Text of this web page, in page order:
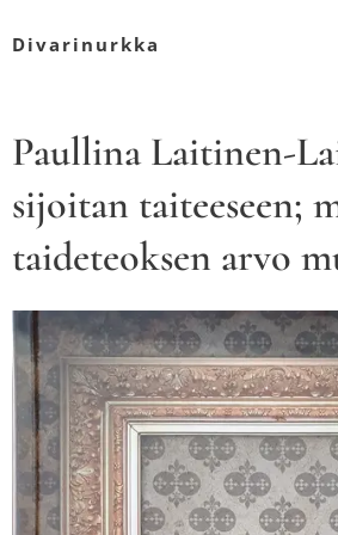
Divarinurkka
Paullina Laitinen-
sijoitan taiteeseen;
taideteoksen arvo